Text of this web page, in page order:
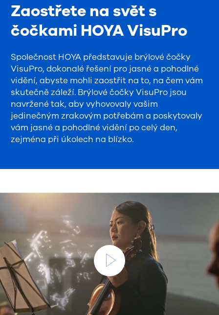
Zaostřete na svět s
čočkami HOYA VisuPro
Společnost HOYA představuje brýlové čočky
VisuPro, dokonalé řešení pro jasné a pohodlné
vidění, abyste mohli zaostřit na to, na čem vám
skutečně záleží. Brýlové čočky VisuPro jsou
navržené tak, aby vyhovovaly vašim
jedinečným zrakovým potřebám a poskytovaly
vám jasné a pohodlné vidění po celý den,
zejména při úkolech na blízko.